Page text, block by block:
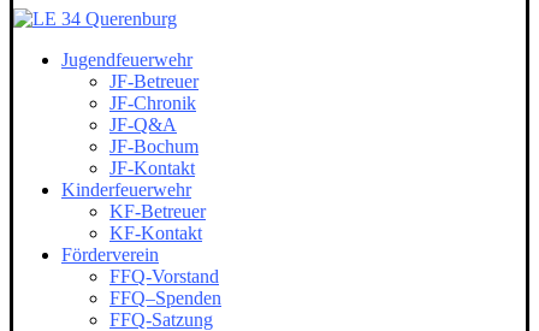
Jugendfeuerwehr
JF-Betreuer
JF-Chronik
JF-Q&A
JF-Bochum
JF-Kontakt
Kinderfeuerwehr
KF-Betreuer
KF-Kontakt
Förderverein
FFQ-Vorstand
FFQ–Spenden
FFQ-Satzung